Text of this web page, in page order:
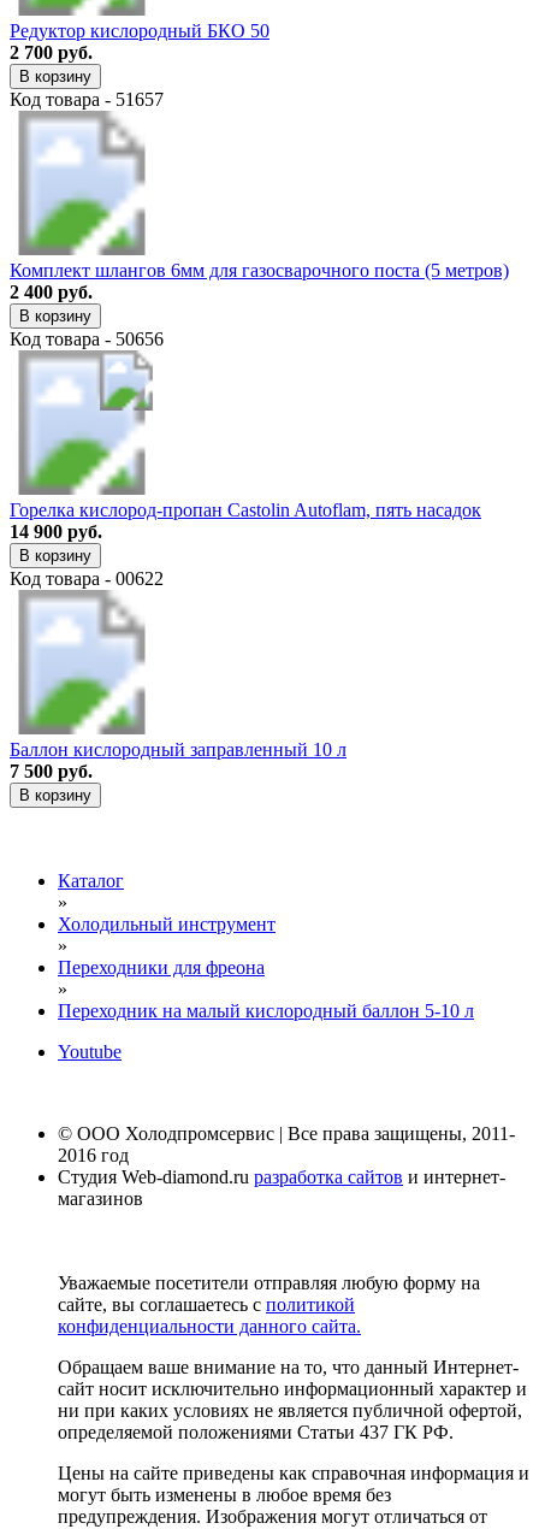
Редуктор кислородный БКО 50
2 700 руб.
В корзину
Код товара - 51657
Комплект шлангов 6мм для газосварочного поста (5 метров)
2 400 руб.
В корзину
Код товара - 50656
Горелка кислород-пропан Castolin Autoflam, пять насадок
14 900 руб.
В корзину
Код товара - 00622
Баллон кислородный заправленный 10 л
7 500 руб.
В корзину
Каталог
»
Холодильный инструмент
»
Переходники для фреона
»
Переходник на малый кислородный баллон 5-10 л
Youtube
© ООО Холодпромсервис | Все права защищены, 2011-
2016 год
Студия Web-diamond.ru разработка сайтов и интернет-
магазинов
Уважаемые посетители отправляя любую форму на
сайте, вы соглашаетесь с политикой
конфиденциальности данного сайта.
Обращаем ваше внимание на то, что данный Интернет-
сайт носит исключительно информационный характер и
ни при каких условиях не является публичной офертой,
определяемой положениями Статьи 437 ГК РФ.
Цены на сайте приведены как справочная информация и
могут быть изменены в любое время без
предупреждения. Изображения могут отличаться от